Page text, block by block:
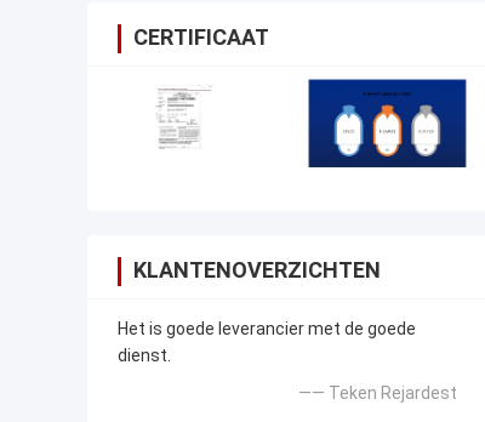
CERTIFICAAT
KLANTENOVERZICHTEN
Het is goede leverancier met de goede
dienst.
—— Teken Rejardest